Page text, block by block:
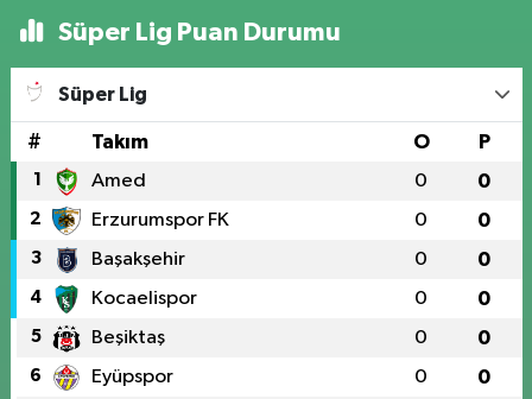
Süper Lig Puan Durumu
Süper Lig
# Takım O P
1 Amed 0 0
2 Erzurumspor FK 0 0
3 Başakşehir 0 0
4 Kocaelispor 0 0
5 Beşiktaş 0 0
6 Eyüpspor 0 0